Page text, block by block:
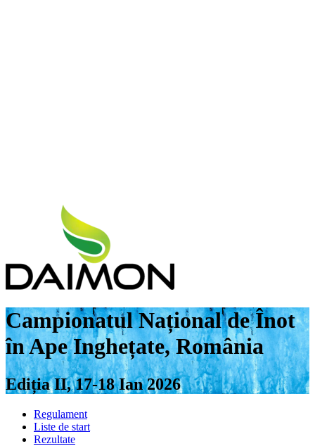
Campionatul Național de Înot
în Ape Inghețate, România
Ediția II, 17-18 Ian 2026
Regulament
Liste de start
Rezultate